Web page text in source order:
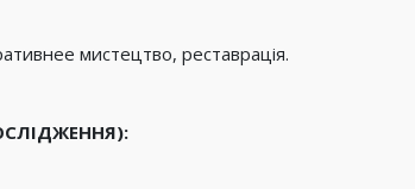
мистецтво, реставрація.